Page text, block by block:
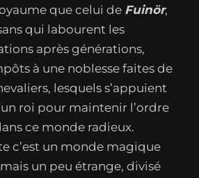
que celui de Fuinör,
qui labourent les
après générations,
à une noblesse faites de
lesquels s’appuient
roi pour maintenir l’ordre
ce monde radieux.
c’est un monde magique
un peu étrange, divisé